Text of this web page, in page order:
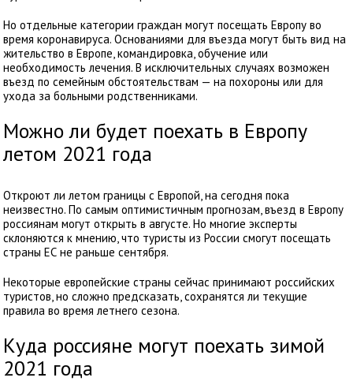
Но отдельные категории граждан могут посещать Европу во
время коронавируса. Основаниями для въезда могут быть вид на
жительство в Европе, командировка, обучение или
необходимость лечения. В исключительных случаях возможен
въезд по семейным обстоятельствам — на похороны или для
ухода за больными родственниками.
Можно ли будет поехать в Европу
летом 2021 года
Откроют ли летом границы с Европой, на сегодня пока
неизвестно. По самым оптимистичным прогнозам, въезд в Европу
россиянам могут открыть в августе. Но многие эксперты
склоняются к мнению, что туристы из России смогут посещать
страны ЕС не раньше сентября.
Некоторые европейские страны сейчас принимают российских
туристов, но сложно предсказать, сохранятся ли текущие
правила во время летнего сезона.
Куда россияне могут поехать зимой
2021 года